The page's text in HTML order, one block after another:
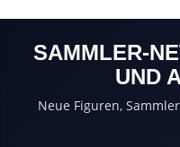
SAMMLER-
UND
Neue Figuren,